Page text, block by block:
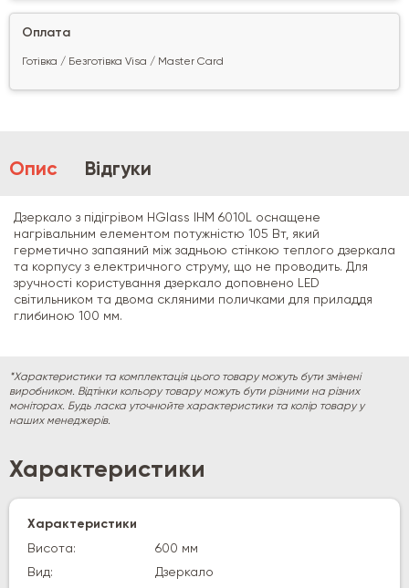
Оплата
Готівка / Безготівка Visa / Master Card
Опис Відгуки
Дзеркало з підігрівом HGlass IHM 6010L оснащене
нагрівальним елементом потужністю 105 Вт, який
герметично запаяний між задньою стінкою теплого дзеркала
та корпусу з електричного струму, що не проводить. Для
зручності користування дзеркало доповнено LED
світильником та двома скляними поличками для приладдя
глибиною 100 мм.
*Характеристики та комплектація цього товару можуть бути змінені
виробником. Відтінки кольору товару можуть бути різними на різних
моніторах. Будь ласка уточнюйте характеристики та колір товару у
наших менеджерів.
Характеристики
Характеристики
Висота:
600 мм
Вид:
Дзеркало